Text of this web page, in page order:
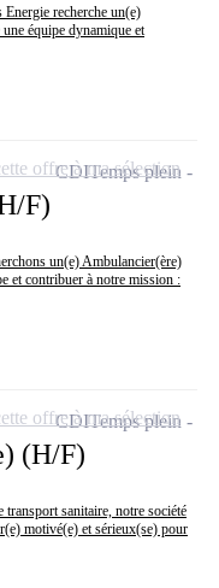
Energie recherche un(e)
équipe dynamique et
F)
un(e) Ambulancier(ère)
et contribuer à notre mission :
CDITemps plein
offre à ma sélection
(H/F)
transport sanitaire, notre société
motivé(e) et sérieux(se) pour
CDITemps plein
offre à ma sélection